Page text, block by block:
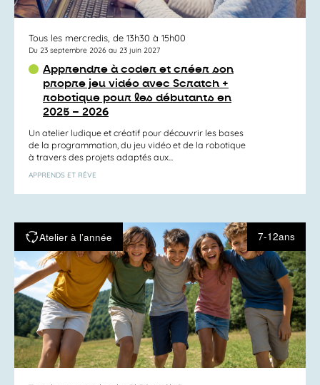
Tous les mercredis, de 13h30 à 15h00
Du 23 septembre 2026 au 23 juin 2027
Apprendre à coder et créer son
propre jeu vidéo avec Scratch +
robotique pour les débutants en
2025 – 2026
Un atelier ludique et créatif pour découvrir les bases
de la programmation, du jeu vidéo et de la robotique
à travers des projets adaptés aux...
APPRENDS ET RÊVE
Atelier à l’année 7-12ans